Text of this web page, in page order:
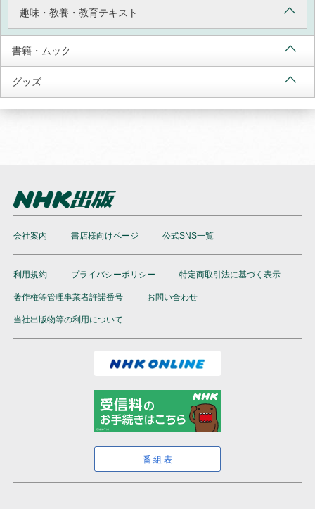
趣味・教養・教育テキスト
書籍・ムック
グッズ
会社案内 書店様向けページ 公式SNS一覧
利用規約 プライバシーポリシー 特定商取引法に基づく表示
著作権等管理事業者許諾番号 お問い合わせ
当社出版物等の利用について
番組表